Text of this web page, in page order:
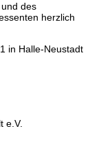
des
herzlich
in Halle-Neustadt
e.V.